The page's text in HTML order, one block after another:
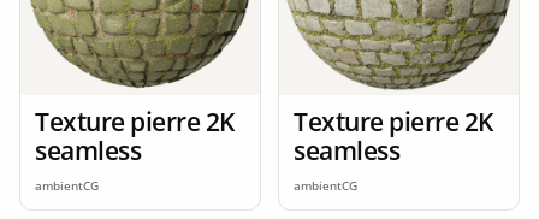
Texture pierre 2K
seamless
ambientCG
Texture pierre 2K
seamless
ambientCG